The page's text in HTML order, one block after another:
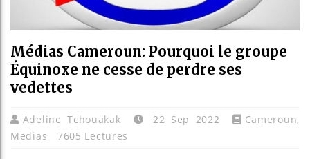
Médias Cameroun: Pourquoi le groupe
Équinoxe ne cesse de perdre ses
vedettes
Adeline Tchouakak 22 Sep 2022 Cameroun,
Medias
7605 Lectures